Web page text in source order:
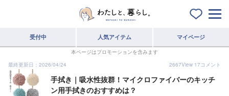
受付中 人気アイテム マイページ
本ページはプロモーションを含みます
最終更新日：2026/04/24
2667View 17コメント
手拭き｜吸水性抜群！マイクロファイバーのキッチ
ン用手拭きのおすすめは？